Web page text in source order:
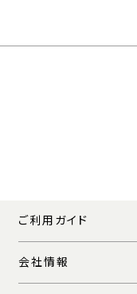
ご利用ガイド
会社情報